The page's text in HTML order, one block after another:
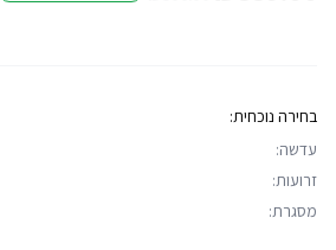
בחירה נוכחית:
עדשה:
זרועות:
מסגרת: